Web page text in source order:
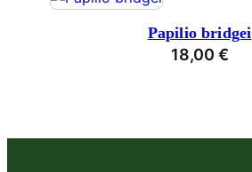
Papilio bridgei
18,00 €